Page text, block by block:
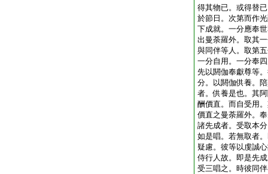
得其物已。或得替
於節日。次第而作
下成就。一分應奉
出曼荼羅外。取其
與同伴等人。取第
一分自用。一分奉
先以閼伽奉獻尊等
分。以閼伽供養。
者。供養是也。其
酬價直。而自受用
價直之曼荼羅外。
諸先成者。受取本
如是唱。若無取者
疑慮。彼等以虔誠
侍行人故。即是先
受三唱之。時彼同